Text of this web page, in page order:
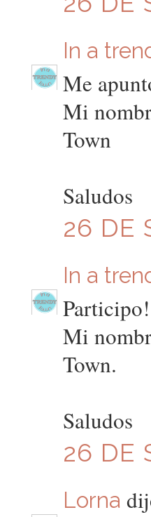
In a
Me
Mi
Town
Saludos
26 DE
In a
Participo!
Mi
Town.
Saludos
26 DE
Lorna